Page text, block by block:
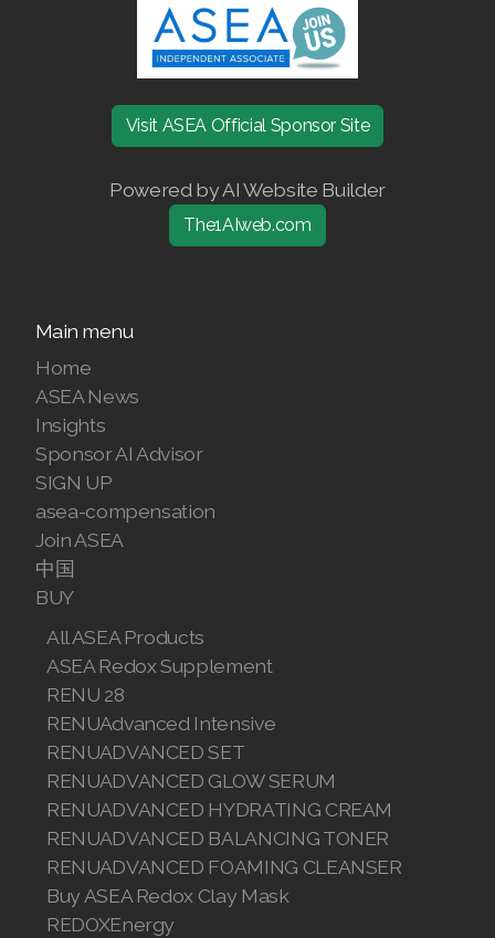
Visit ASEA Official Sponsor Site
Powered by AI Website Builder
The1AIweb.com
Main menu
Home
ASEA News
Insights
Sponsor AI Advisor
SIGN UP
asea-compensation
Join ASEA
中国
BUY
All ASEA Products
ASEA Redox Supplement
RENU 28
RENUAdvanced Intensive
RENUADVANCED SET
RENUADVANCED GLOW SERUM
RENUADVANCED HYDRATING CREAM
RENUADVANCED BALANCING TONER
RENUADVANCED FOAMING CLEANSER
Buy ASEA Redox Clay Mask
REDOXEnergy
Join ASEA Denmark (Dansk)
Join ASEA France (Français)
Join ASEA Germany (Deutsch)
Join ASEA Hong Kong (English)
Join ASEA Hungary (Magyar)
Join ASEA Italy (Italiano)
Join ASEA Malaysia (Bahasa Malaysia)
Join ASEA Malaysia (English)
Join ASEA Malaysia (中文)
Join ASEA Mexico (Español)
Join ASEA Netherlands (Nederlands)
Join ASEA New Zealand (English)
Join ASEA Norway (Norsk)
Join ASEA Philippines (English)
Join ASEA Poland (English)
Join ASEA Portugal (Português)